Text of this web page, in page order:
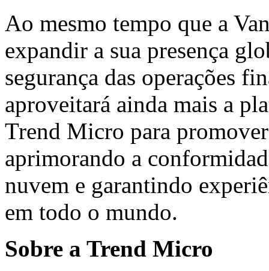
Ao mesmo tempo que a
expandir a sua presença
segurança das operações
aproveitará ainda mais a
Trend Micro para
aprimorando a
nuvem e garantindo
em todo o mundo.
Sobre a Trend Micro